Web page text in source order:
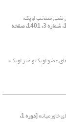
منتخب اوپک،
[دوره 1، شماره 3، 1401، صفحه
عضو اوپک و غیر اوپک،
خاورمیانه [دوره 1،